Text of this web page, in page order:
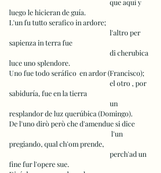
luego le hicieran de guía.
L'un fu tutto serafico in ardore;
sapienza in terra fue
luce uno splendore.
Uno fue todo seráfico  en ardor (Francisco);
sabiduría, fue en la tierra
resplandor de luz querúbica (Domingo).
De l'uno dirò però che d'amendue si dice
pregiando, qual ch'om prende,
fine fur l'opere sue.